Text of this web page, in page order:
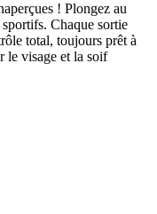
! Plongez au
Chaque sortie
total, toujours prêt à
le visage et la soif